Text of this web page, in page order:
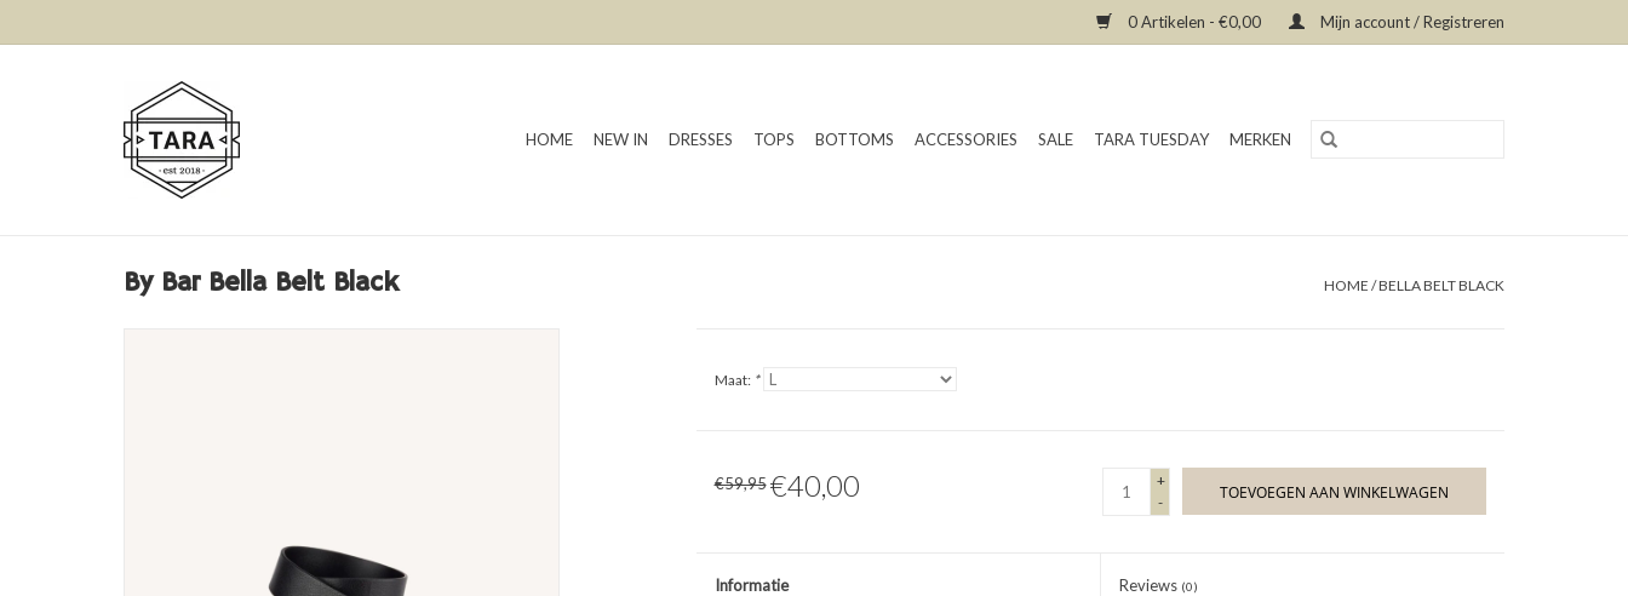
0 Artikelen - €0,00 Mijn account / Registreren
HOME NEW IN DRESSES TOPS BOTTOMS ACCESSORIES SALE TARA TUESDAY MERKEN
By Bar Bella Belt Black HOME /BELLA BELT BLACK
Maat: *
€59,95 €40,00
+
-
TOEVOEGEN AAN WINKELWAGEN
Informatie Reviews (0)